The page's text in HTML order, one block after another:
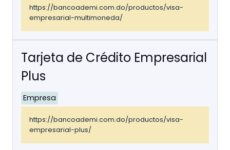
https://bancoademi.com.do/productos/visa-
empresarial-multimoneda/
Tarjeta de Crédito Empresarial
Plus
Empresa
https://bancoademi.com.do/productos/visa-
empresarial-plus/